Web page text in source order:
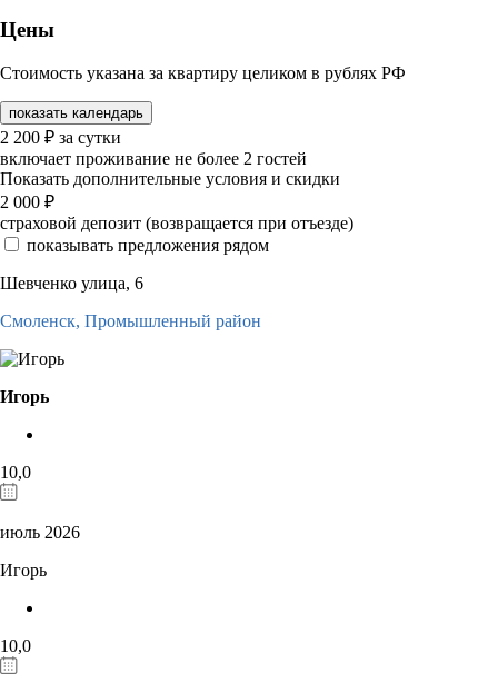
Цены
Стоимость указана за квартиру целиком в рублях РФ
показать календарь
2 200 ₽ за сутки
включает проживание не более 2 гостей
Показать дополнительные условия и скидки
2 000 ₽
страховой депозит (возвращается при отъезде)
показывать предложения рядом
Шевченко улица, 6
Смоленск, Промышленный район
Игорь
10,0
июль 2026
Игорь
10,0